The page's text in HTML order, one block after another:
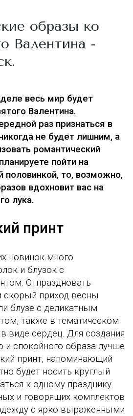
образы ко
Валентина -
весь мир будет
Валентина.
раз признаться в
не будет лишним, а
романтический
пойти на
половинкой, то, возможно,
вдохновит вас на
лука.
принт
новинок много
и блузок с
Отпраздновать
скорый приход весны
блузе с деликатным
также в тематическом
виде сердец. Для создания
и спокойного образа лучше
принт, напоминающий
будет носить круглый
к одному празднику.
и говорящих комплектов
с ярко выраженными